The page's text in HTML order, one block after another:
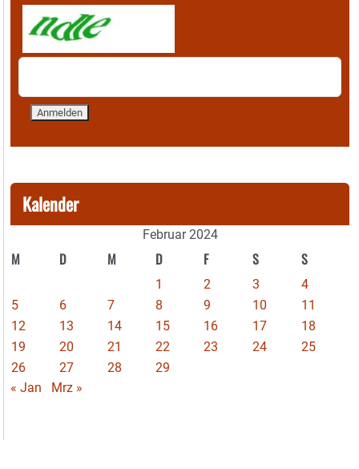
Kalender
Februar 2024
M D M D F S S
1 2 3
4
5
6 7 8 9 10
11
12
13 14 15 16 17
18
19
20 21 22 23 24
25
26
27 28
29
« Jan
Mrz »